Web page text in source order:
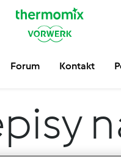
Forum Kontakt